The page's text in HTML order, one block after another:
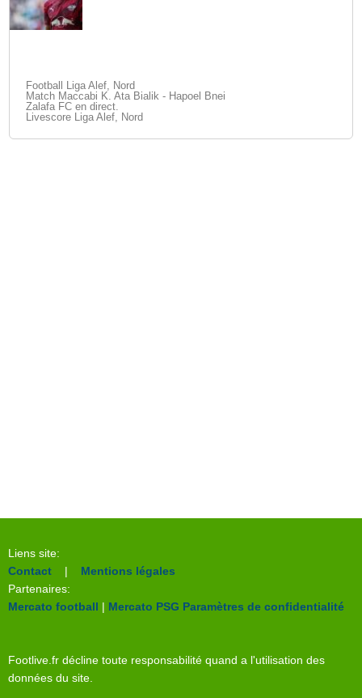
Football Liga Alef, Nord
Match Maccabi K. Ata Bialik - Hapoel Bnei
Zalafa FC en direct.
Livescore Liga Alef, Nord
Liens site:
Contact | Mentions légales
Partenaires:
Mercato football | Mercato PSG Paramètres de confidentialité
Footlive.fr décline toute responsabilité quand a l'utilisation des
données du site.